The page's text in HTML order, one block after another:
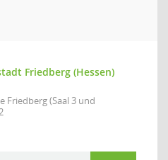
Friedberg (Hessen)
Friedberg (Saal 3 und